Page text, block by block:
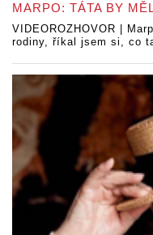
MARPO: TÁTA BY
VIDEOROZHOVOR |
rodiny, říkal jsem si, co